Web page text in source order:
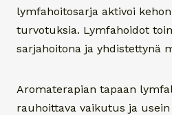
lymfahoitosarja aktivoi
turvotuksia. Lymfahoidot
sarjahoitona ja yhdistettynä
Aromaterapian tapaan
rauhoittava vaikutus ja